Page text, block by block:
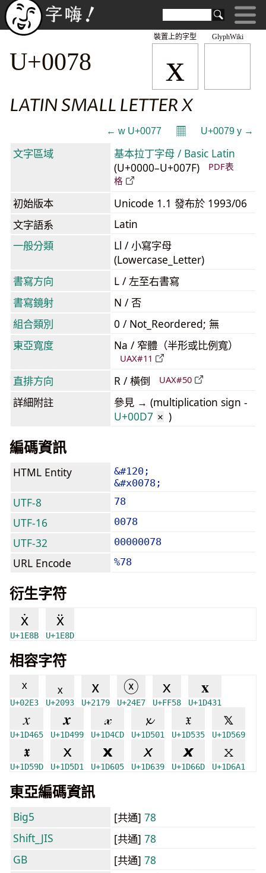
GlyphWiki
x
裝置上的字型
U+0078
LATIN SMALL LETTER X
← w U+0077 𝄜 U+0079 y →
文字區域
基本拉丁字母 / Basic Latin
(U+0000–U+007F)
PDF表
格
初始版本
Unicode 1.1 發布於 1993/06
文字語系
Latin
一般分類
Ll / 小寫字母
(Lowercase_Letter)
書寫方向
L / 左至右書寫
書寫鏡射
N / 否
組合類別
0 / Not_Reordered; 無
東亞寬度
Na / 窄體（半形或比例寬）
UAX#11
直排方向 R / 橫倒 UAX#50
詳細附註
參見 → (multiplication sign -
U+00D7 × )
編碼資訊
HTML Entity
&#120;
&#x0078;
UTF-8 78
UTF-16 0078
UTF-32 00000078
URL Encode %78
衍生字符
ẋ
U+1E8B
ẍ
U+1E8D
相容字符
ˣ
U+02E3
ₓ
U+2093
ⅹ
U+2179
ⓧ
U+24E7
ｘ
U+FF58
𝐱
U+1D431
𝑥
U+1D465
𝒙
U+1D499
𝓍
U+1D4CD
𝔁
U+1D501
𝔵
U+1D535
𝕩
U+1D569
𝖝
U+1D59D
𝗑
U+1D5D1
𝘅
U+1D605
𝘹
U+1D639
𝙭
U+1D66D
𝚡
U+1D6A1
東亞編碼資訊
Big5 [共通] 78
Shift_JIS
[共通] 78
GB
[共通] 78